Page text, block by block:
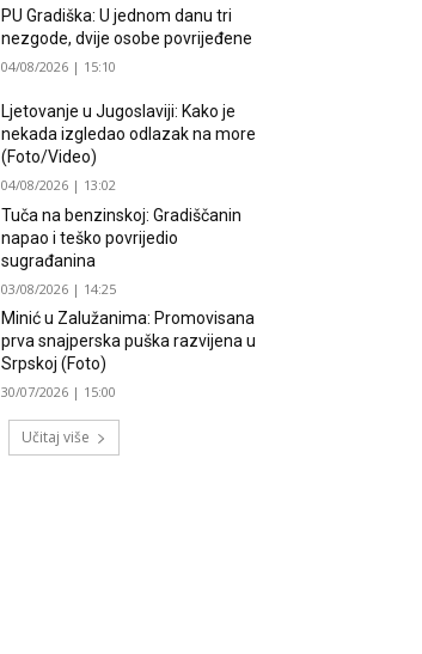
PU Gradiška: U jednom danu tri
nezgode, dvije osobe povrijeđene
04/08/2026 | 15:10
Ljetovanje u Jugoslaviji: Kako je
nekada izgledao odlazak na more
(Foto/Video)
04/08/2026 | 13:02
Tuča na benzinskoj: Gradiščanin
napao i teško povrijedio
sugrađanina
03/08/2026 | 14:25
Minić u Zalužanima: Promovisana
prva snajperska puška razvijena u
Srpskoj (Foto)
30/07/2026 | 15:00
Učitaj više